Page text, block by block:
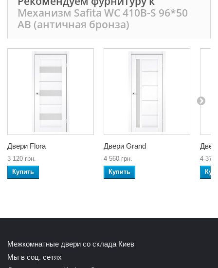
Механизм Safita WC 410B-S 96*50
AB (античная бронза)
Двери Flora
3 120 грн.
Купить
Двери Grand
4 560 грн.
Купить
4 375
Межкомнатные двери со склада Киев
Мы в соц. сетях